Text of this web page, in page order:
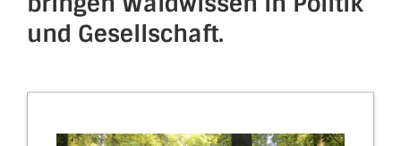
und Gesellschaft.